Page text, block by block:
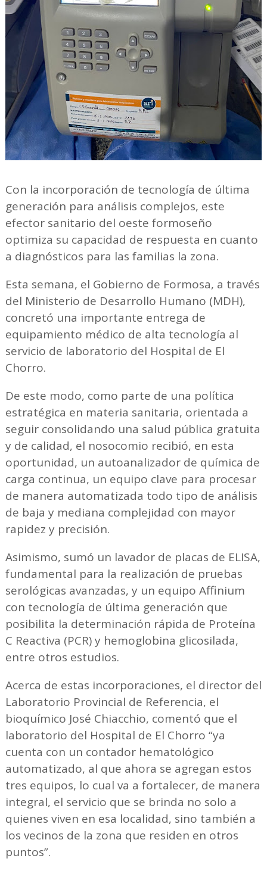
Con la incorporación de tecnología de última
generación para análisis complejos, este
efector sanitario del oeste formoseño
optimiza su capacidad de respuesta en cuanto
a diagnósticos para las familias la zona.
Esta semana, el Gobierno de Formosa, a través
del Ministerio de Desarrollo Humano (MDH),
concretó una importante entrega de
equipamiento médico de alta tecnología al
servicio de laboratorio del Hospital de El
Chorro.
De este modo, como parte de una política
estratégica en materia sanitaria, orientada a
seguir consolidando una salud pública gratuita
y de calidad, el nosocomio recibió, en esta
oportunidad, un autoanalizador de química de
carga continua, un equipo clave para procesar
de manera automatizada todo tipo de análisis
de baja y mediana complejidad con mayor
rapidez y precisión.
Asimismo, sumó un lavador de placas de ELISA,
fundamental para la realización de pruebas
serológicas avanzadas, y un equipo Affinium
con tecnología de última generación que
posibilita la determinación rápida de Proteína
C Reactiva (PCR) y hemoglobina glicosilada,
entre otros estudios.
Acerca de estas incorporaciones, el director del
Laboratorio Provincial de Referencia, el
bioquímico José Chiacchio, comentó que el
laboratorio del Hospital de El Chorro “ya
cuenta con un contador hematológico
automatizado, al que ahora se agregan estos
tres equipos, lo cual va a fortalecer, de manera
integral, el servicio que se brinda no solo a
quienes viven en esa localidad, sino también a
los vecinos de la zona que residen en otros
puntos”.